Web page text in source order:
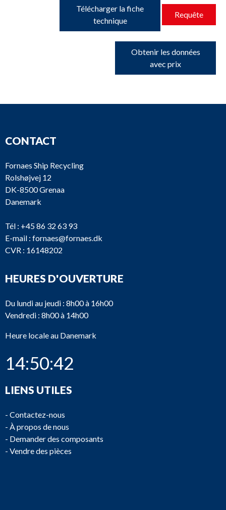
Télécharger la fiche
technique
Requête
Obtenir les données
avec prix
CONTACT
Fornaes Ship Recycling
Rolshøjvej 12
DK-8500 Grenaa
Danemark
Tél : +45 86 32 63 93
E-mail : fornaes@fornaes.dk
CVR : 16148202
HEURES D'OUVERTURE
Du lundi au jeudi : 8h00 à 16h00
Vendredi : 8h00 à 14h00
Heure locale au Danemark
14:50:42
LIENS UTILES
- Contactez-nous
- À propos de nous
- Demander des composants
- Vendre des pièces